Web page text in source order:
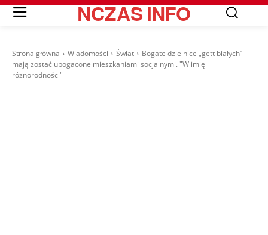
NCZASINFO
Strona główna Wiadomości Świat
Bogate dzielnice „gett białych”
mają zostać ubogacone mieszkaniami socjalnymi. "W imię
różnorodności"